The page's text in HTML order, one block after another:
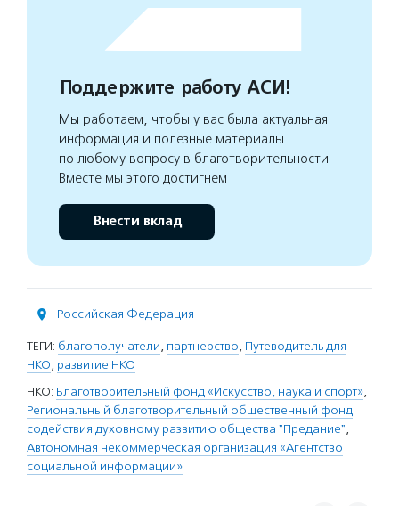
Поддержите работу АСИ!
Мы работаем, чтобы у вас была актуальная
информация и полезные материалы
по любому вопросу в благотворительности.
Вместе мы этого достигнем
Внести вклад
Российская Федерация
ТЕГИ: благополучатели, партнерство, Путеводитель для
НКО, развитие НКО
НКО: Благотворительный фонд «Искусство, наука и спорт»,
Региональный благотворительный общественный фонд
содействия духовному развитию общества "Предание",
Автономная некоммерческая организация «Агентство
социальной информации»